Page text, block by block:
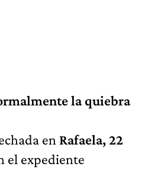
la quiebra
en Rafaela, 22
el expediente